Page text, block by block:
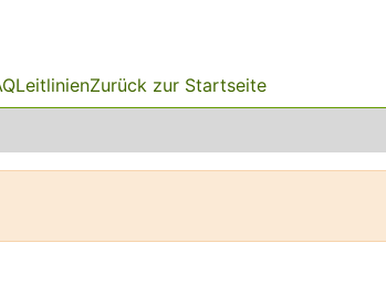
LeitlinienZurück zur Startseite